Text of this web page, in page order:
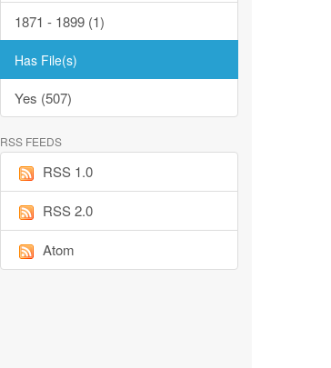
1871 - 1899 (1)
Has File(s)
Yes (507)
RSS FEEDS
RSS 1.0
RSS 2.0
Atom